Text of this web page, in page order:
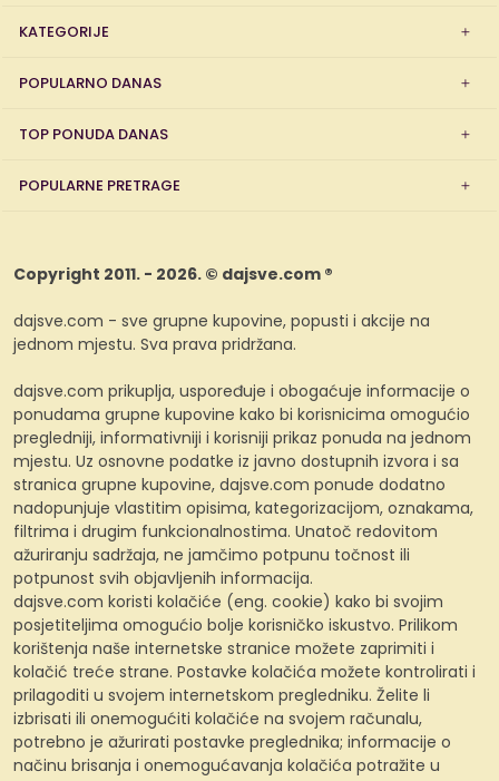
KATEGORIJE
POPULARNO DANAS
TOP PONUDA DANAS
POPULARNE PRETRAGE
Copyright 2011. - 2026. © dajsve.com ®
dajsve.com - sve grupne kupovine, popusti i akcije na
jednom mjestu. Sva prava pridržana.
dajsve.com prikuplja, uspoređuje i obogaćuje informacije o
ponudama grupne kupovine kako bi korisnicima omogućio
pregledniji, informativniji i korisniji prikaz ponuda na jednom
mjestu. Uz osnovne podatke iz javno dostupnih izvora i sa
stranica grupne kupovine, dajsve.com ponude dodatno
nadopunjuje vlastitim opisima, kategorizacijom, oznakama,
filtrima i drugim funkcionalnostima. Unatoč redovitom
ažuriranju sadržaja, ne jamčimo potpunu točnost ili
potpunost svih objavljenih informacija.
dajsve.com koristi kolačiće (eng. cookie) kako bi svojim
posjetiteljima omogućio bolje korisničko iskustvo. Prilikom
korištenja naše internetske stranice možete zaprimiti i
kolačić treće strane. Postavke kolačića možete kontrolirati i
prilagoditi u svojem internetskom pregledniku. Želite li
izbrisati ili onemogućiti kolačiće na svojem računalu,
potrebno je ažurirati postavke preglednika; informacije o
načinu brisanja i onemogućavanja kolačića potražite u